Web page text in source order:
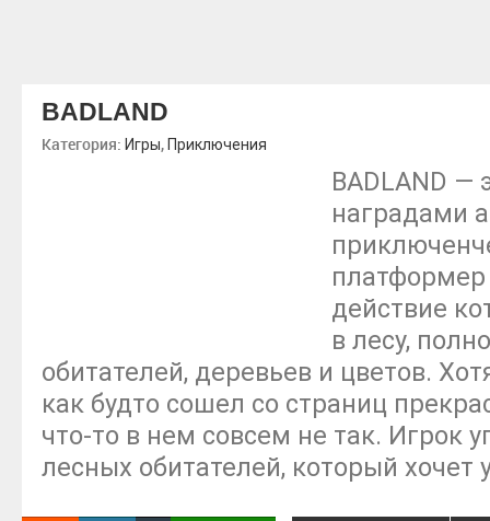
BADLAND
Категория: Игры, Приключения
BADLAND —
наградами
действие
в лесу,
обитателей, деревьев и цветов.
как будто сошел со страниц
что-то в нем совсем не так. Игрок
лесных обитателей, который хочет